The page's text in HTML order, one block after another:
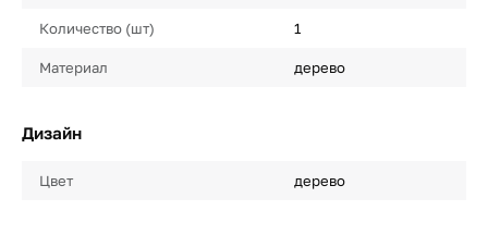
Количество (шт) 1
Материал дерево
Дизайн
Цвет дерево